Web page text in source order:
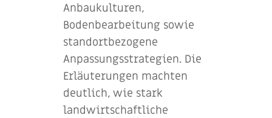
Anbaukulturen,
Bodenbearbeitung sowie
standortbezogene
Anpassungsstrategien. Die
Erläuterungen machten
deutlich, wie stark
landwirtschaftliche